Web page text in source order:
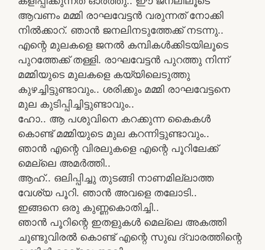
ആവണം മമ്മി രാഘവേട്ടന്‍ വരുന്നത്‌ നോക്കി
നില്‍ക്കാറ്‌. ഞാന്‍ ജനലിനടുത്തേക്ക്‌ നടന്നു..
എന്റെ മുലകളെ ജനല്‍ കമ്പികള്‍ക്കിടയിലൂടെ
പുറത്തേക്ക് തള്ളി. രാഘവേട്ടന്‍ പുറത്തു നിന്ന്‌
മമ്മിയുടെ മുലകളെ കയ്യിലെടുത്തു
കുഴച്ചിട്ടുണ്ടാവും.. ശരിക്കും മമ്മി രാഘവേട്ടനെ
മുല കുടിപ്പിച്ചിട്ടുണ്ടാവും..
ഹോ.. ആ പശുവിനെ കറക്കുന്ന കൈകള്‍
കൊണ്ട്‌ മമ്മിയുടെ മുല കറന്നിട്ടുണ്ടാവും..
ഞാന്‍ എന്റെ വിരലുകളെ എന്റെ പൂറിലേക്ക്‌
മെല്ലെ അമര്‍ത്തി..
ആഹ്‌.. ഒലിപ്പിച്ചു തുടങ്ങി നാണമില്ലാത്ത
വേശ്യ പൂറി. ഞാന്‍ അവളെ തലോടി..
ഇങ്ങനെ ഒരു കുണ്ണകൊതിച്ചി..
ഞാന്‍ പൂറിന്റെ ഇതളുകള്‍ മെല്ലെ അകത്തി
ചൂണ്ടുവിരല്‍ കൊണ്ട്‌ എന്റെ സുഖ ദ്വാരത്തിന്റെ